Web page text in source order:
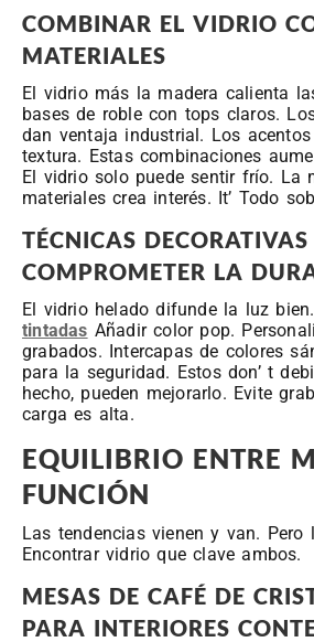
COMBINAR EL VIDRIO
MATERIALES
El vidrio más la madera calienta
bases de roble con tops claros.
dan ventaja industrial. Los
textura. Estas combinaciones
El vidrio solo puede sentir frío. La
materiales crea interés. It’ Todo
TÉCNICAS DECORATIVAS
COMPROMETER LA
El vidrio helado difunde la luz bien.
tintadas Añadir color pop.
grabados. Intercapas de colores
para la seguridad. Estos don’ t
hecho, pueden mejorarlo. Evite
carga es alta.
EQUILIBRIO ENTRE
FUNCIÓN
Las tendencias vienen y van. Pero
Encontrar vidrio que clave ambos.
MESAS DE CAFÉ DE
PARA INTERIORES